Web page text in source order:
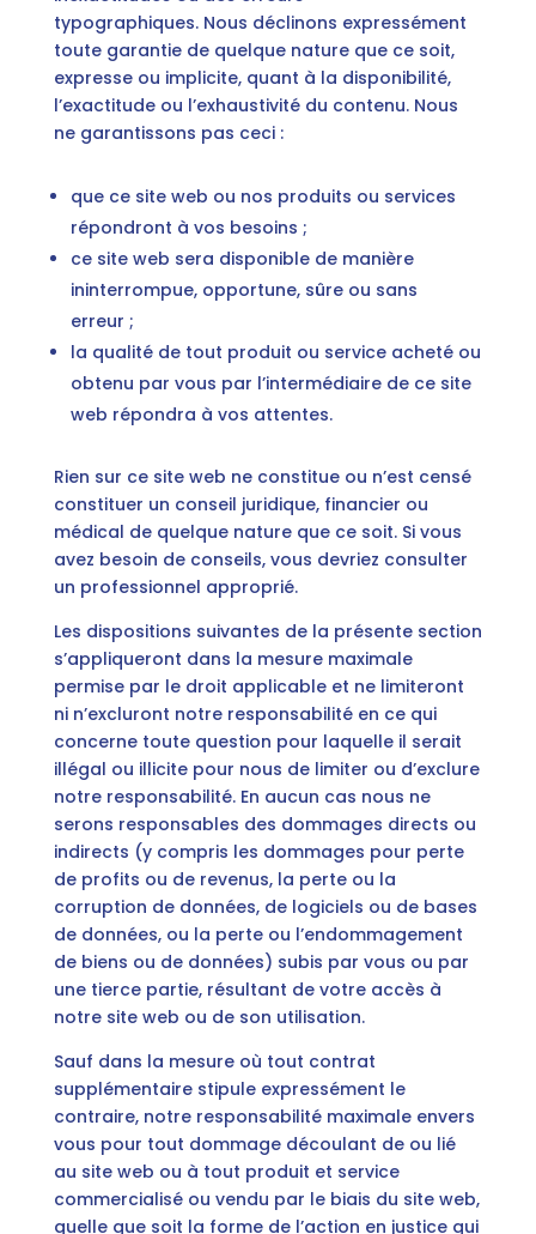
typographiques. Nous déclinons expressément
toute garantie de quelque nature que ce soit,
expresse ou implicite, quant à la disponibilité,
l’exactitude ou l’exhaustivité du contenu. Nous
ne garantissons pas ceci :
que ce site web ou nos produits ou services
répondront à vos besoins ;
ce site web sera disponible de manière
ininterrompue, opportune, sûre ou sans
erreur ;
la qualité de tout produit ou service acheté ou
obtenu par vous par l’intermédiaire de ce site
web répondra à vos attentes.
Rien sur ce site web ne constitue ou n’est censé
constituer un conseil juridique, financier ou
médical de quelque nature que ce soit. Si vous
avez besoin de conseils, vous devriez consulter
un professionnel approprié.
Les dispositions suivantes de la présente section
s’appliqueront dans la mesure maximale
permise par le droit applicable et ne limiteront
ni n’excluront notre responsabilité en ce qui
concerne toute question pour laquelle il serait
illégal ou illicite pour nous de limiter ou d’exclure
notre responsabilité. En aucun cas nous ne
serons responsables des dommages directs ou
indirects (y compris les dommages pour perte
de profits ou de revenus, la perte ou la
corruption de données, de logiciels ou de bases
de données, ou la perte ou l’endommagement
de biens ou de données) subis par vous ou par
une tierce partie, résultant de votre accès à
notre site web ou de son utilisation.
Sauf dans la mesure où tout contrat
supplémentaire stipule expressément le
contraire, notre responsabilité maximale envers
vous pour tout dommage découlant de ou lié
au site web ou à tout produit et service
commercialisé ou vendu par le biais du site web,
quelle que soit la forme de l’action en justice qui